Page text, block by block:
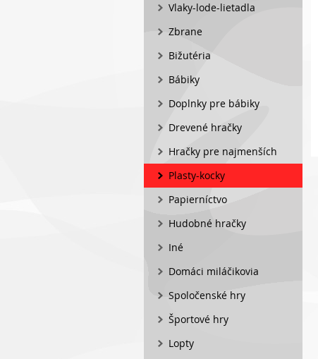
Vlaky-lode-lietadla
Zbrane
Bižutéria
Bábiky
Doplnky pre bábiky
Drevené hračky
Hračky pre najmenších
Plasty-kocky
Papierníctvo
Hudobné hračky
Iné
Domáci miláčikovia
Spoločenské hry
Športové hry
Lopty